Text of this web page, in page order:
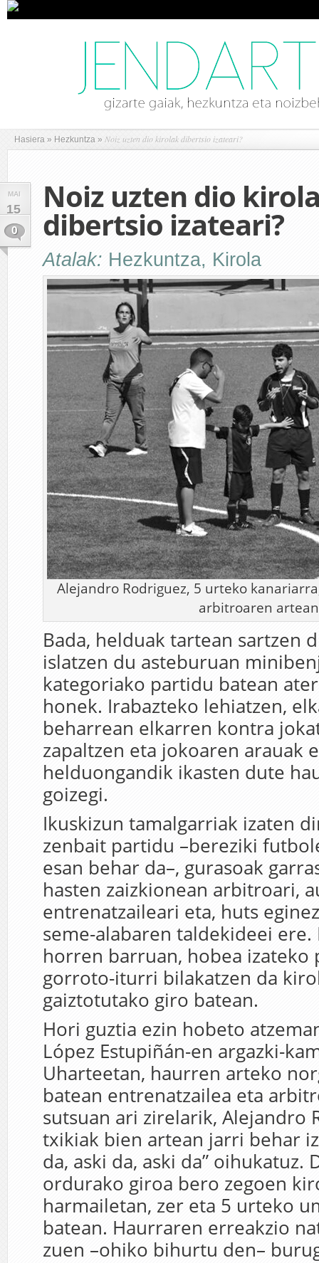
Hasiera » Hezkuntza » Noiz uzten dio kirolak dibertsio izateari?
MAI
15
0
Noiz uzten dio
dibertsio izateari?
Atalak: Hezkuntza, Kirola
Alejandro Rodriguez, 5 urteko
arbitroaren
Bada, helduak tartean sartzen
islatzen du asteburuan
kategoriako partidu batean
honek. Irabazteko lehiatzen,
beharrean elkarren kontra
zapaltzen eta jokoaren arauak
helduongandik ikasten dute
goizegi.
Ikuskizun tamalgarriak izaten
zenbait partidu –bereziki
esan behar da–, gurasoak
hasten zaizkionean arbitroari,
entrenatzaileari eta, huts
seme-alabaren taldekideei
horren barruan, hobea izateko
gorroto-iturri bilakatzen da
gaiztotutako giro batean.
Hori guztia ezin hobeto
López Estupiñán-en argazki-
Uharteetan, haurren arteko
batean entrenatzailea eta
sutsuan ari zirelarik, Alejandro
txikiak bien artean jarri behar
da, aski da, aski da” oihukatuz.
ordurako giroa bero zegoen
harmailetan, zer eta 5 urteko
batean. Haurraren erreakzio
zuen –ohiko bihurtu den–